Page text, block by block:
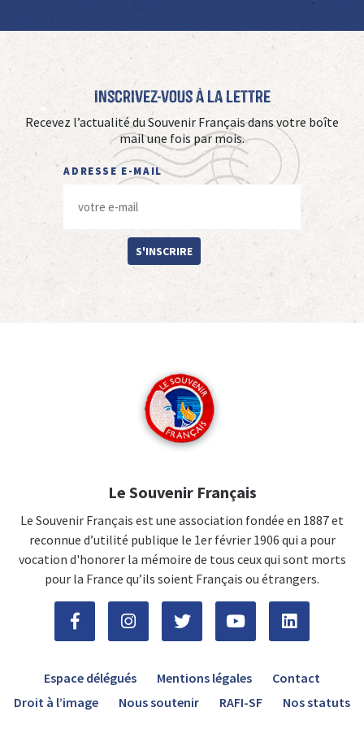
Inscrivez-vous à La Lettre
Recevez l’actualité du Souvenir Français dans votre boîte
mail une fois par mois.
ADRESSE E-MAIL
S'INSCRIRE
Le Souvenir Français
Le Souvenir Français est une association fondée en 1887 et
reconnue d’utilité publique le 1er février 1906 qui a pour
vocation d'honorer la mémoire de tous ceux qui sont morts
pour la France qu’ils soient Français ou étrangers.
Espace délégués Mentions légales
Contact
Droit à l’image
Nous soutenir RAFI-SF Nos statuts